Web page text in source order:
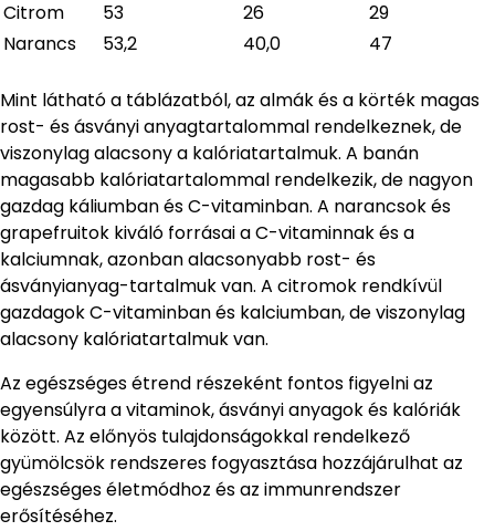
Citrom
53 26
29
Narancs
53,2 40,0 47
Mint látható a táblázatból, az almák és a körték magas
rost- és ásványi anyagtartalommal rendelkeznek, de
viszonylag alacsony a kalóriatartalmuk. A banán
magasabb kalóriatartalommal rendelkezik, de nagyon
gazdag káliumban és C-vitaminban. A narancsok és
grapefruitok kiváló forrásai a C-vitaminnak és a
kalciumnak, azonban alacsonyabb rost- és
ásványianyag-tartalmuk van. A citromok rendkívül
gazdagok C-vitaminban és kalciumban, de viszonylag
alacsony kalóriatartalmuk van.
Az egészséges étrend részeként fontos figyelni az
egyensúlyra a vitaminok, ásványi anyagok és kalóriák
között. Az előnyös tulajdonságokkal rendelkező
gyümölcsök rendszeres fogyasztása hozzájárulhat az
egészséges életmódhoz és az immunrendszer
erősítéséhez.